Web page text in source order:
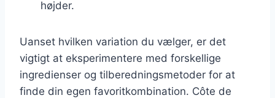
højder.
Uanset hvilken variation du vælger, er det
vigtigt at eksperimentere med forskellige
ingredienser og tilberedningsmetoder for at
finde din egen favoritkombination. Côte de